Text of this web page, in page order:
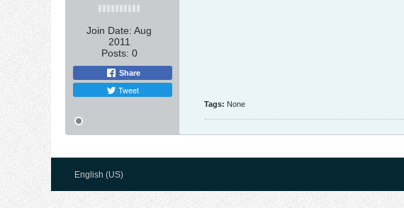
Join Date: Aug
2011
Posts: 0
Share
Tweet
Tags: None
English (US)